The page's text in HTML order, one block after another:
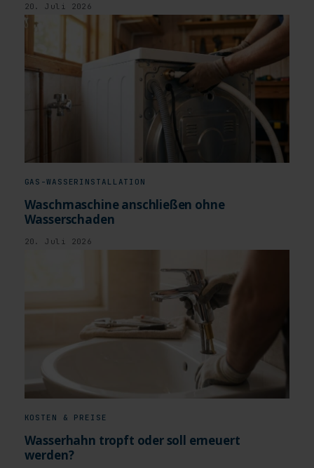
20. Juli 2026
GAS-WASSERINSTALLATION
Waschmaschine anschließen ohne
Wasserschaden
20. Juli 2026
KOSTEN & PREISE
Wasserhahn tropft oder soll erneuert
werden?